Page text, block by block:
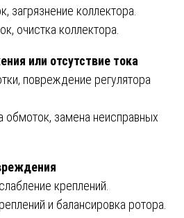
загрязнение коллектора.
очистка коллектора.
или отсутствие тока
повреждение регулятора
обмоток, замена неисправных
креплений.
и балансировка ротора.